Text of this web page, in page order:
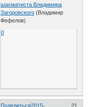
шахматиста Владимира
Загоровского (Владимир
Фефелов)
0
Поделиться 21
2015-